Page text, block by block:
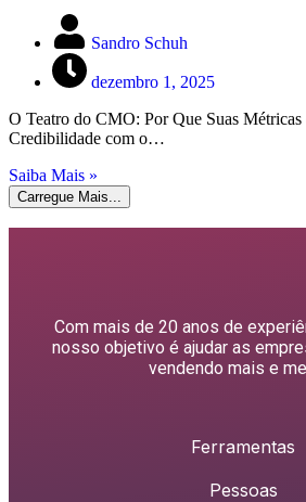
Sandro Schuh
dezembro 1, 2025
O Teatro do CMO: Por Que Suas Métricas
Credibilidade com o…
Saiba Mais »
Carregue Mais...
Com mais de 20 anos de
nosso objetivo é ajudar as
vendendo mais e
Ferramentas
Pessoas